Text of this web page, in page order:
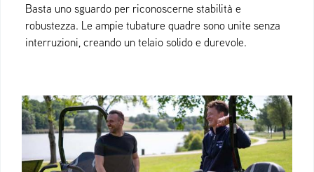
Basta uno sguardo per riconoscerne stabilità e
robustezza. Le ampie tubature quadre sono unite senza
interruzioni, creando un telaio solido e durevole.